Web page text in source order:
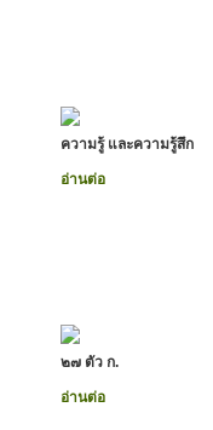
ความรู้ และความรู้สึก
อ่านต่อ
๒๗ ตัว ก.
อ่านต่อ